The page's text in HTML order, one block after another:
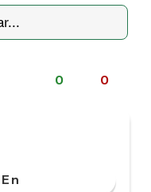
0 0
En